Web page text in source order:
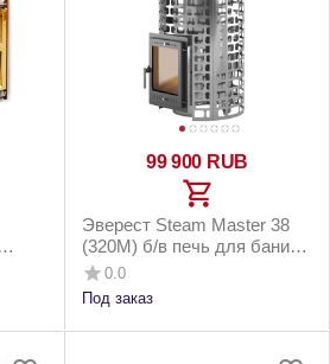
99 900 RUB
Эверест Steam Master 38
(320M) б/в печь для бани
нержавейка
0.0
Под заказ